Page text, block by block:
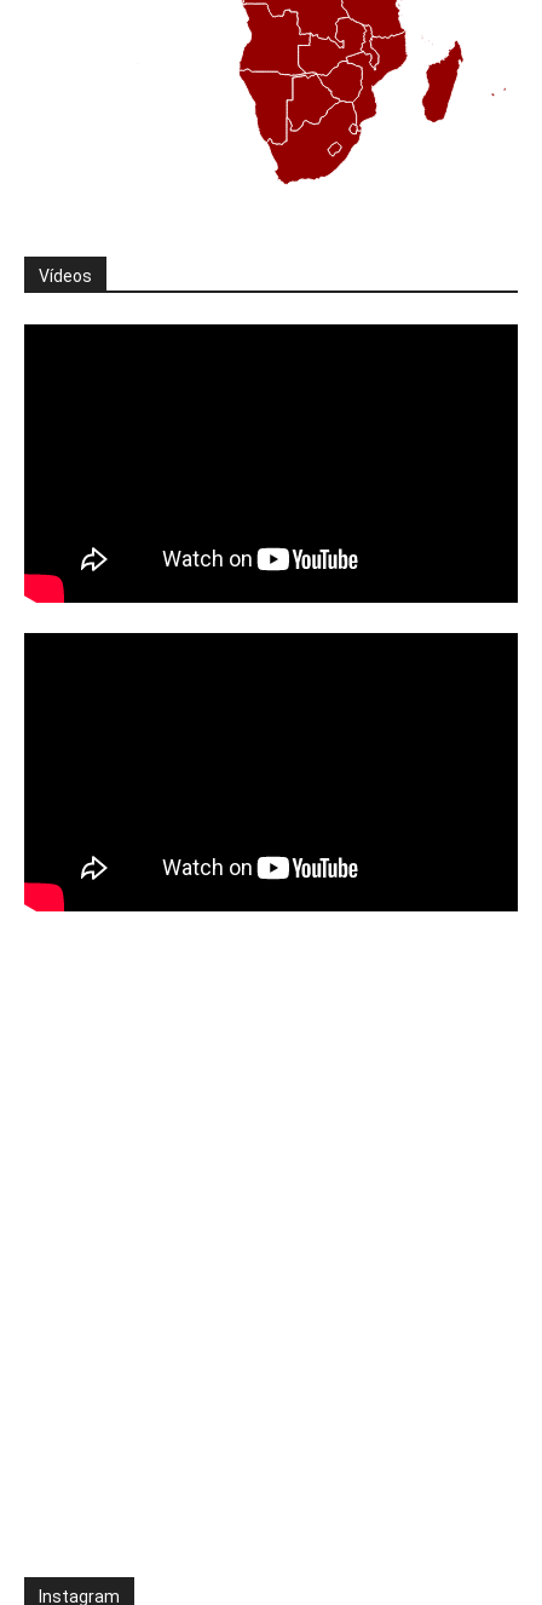
Vídeos
Instagram